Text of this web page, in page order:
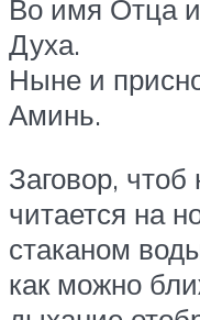
Во имя Отца
Духа.
Ныне и
Аминь.
Заговор,
читается на
стаканом
как можно